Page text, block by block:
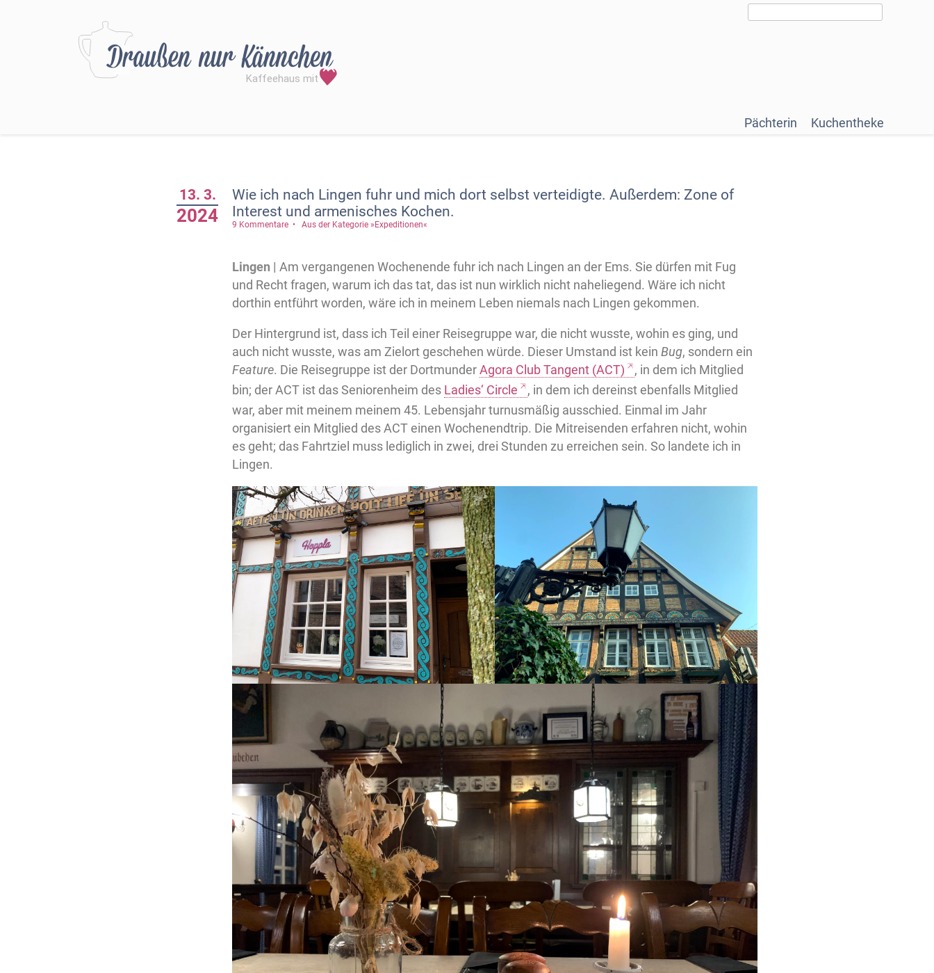
Pächterin Kuchentheke
Wie ich nach Lingen fuhr und mich dort selbst verteidigte. Außerdem: Zone of
Interest und armenisches Kochen.
13. 3.
2024 9 Kommentare Aus der Kategorie »Expeditionen«
Lingen | Am vergangenen Wochenende fuhr ich nach Lingen an der Ems. Sie dürfen mit Fug
und Recht fragen, warum ich das tat, das ist nun wirklich nicht naheliegend. Wäre ich nicht
dorthin entführt worden, wäre ich in meinem Leben niemals nach Lingen gekommen.
Der Hintergrund ist, dass ich Teil einer Reisegruppe war, die nicht wusste, wohin es ging, und
auch nicht wusste, was am Zielort geschehen würde. Dieser Umstand ist kein Bug, sondern ein
Feature. Die Reisegruppe ist der DortmunderAgora Club Tangent (ACT)
, in dem ich Mitglied
bin; der ACT ist das Seniorenheim des Ladies‘ Circle
, in dem ich dereinst ebenfalls Mitglied
war, aber mit meinem meinem 45. Lebensjahr turnusmäßig ausschied. Einmal im Jahr
organisiert ein Mitglied des ACT einen Wochenendtrip. Die Mitreisenden erfahren nicht, wohin
es geht; das Fahrtziel muss lediglich in zwei, drei Stunden zu erreichen sein. So landete ich in
Lingen.